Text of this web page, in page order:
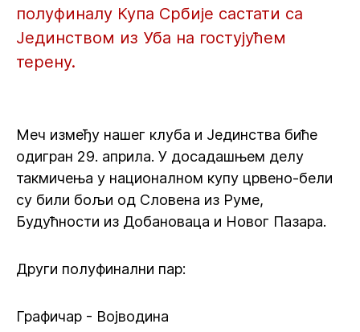
полуфиналу Купа Србије састати са
Јединством из Уба на гостујућем
терену.
Меч између нашег клуба и Јединства биће
одигран 29. априла. У досадашњем делу
такмичења у националном купу црвено-бели
су били бољи од Словена из Руме,
Будућности из Добановаца и Новог Пазара.
Други полуфинални пар:
Графичар - Војводина